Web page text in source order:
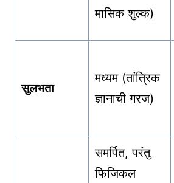
मासिक शुल्क)
सुलभता
मध्यम (तांत्रिक
ज्ञानाची गरज)
समर्पित, परंतु
फिजिकल